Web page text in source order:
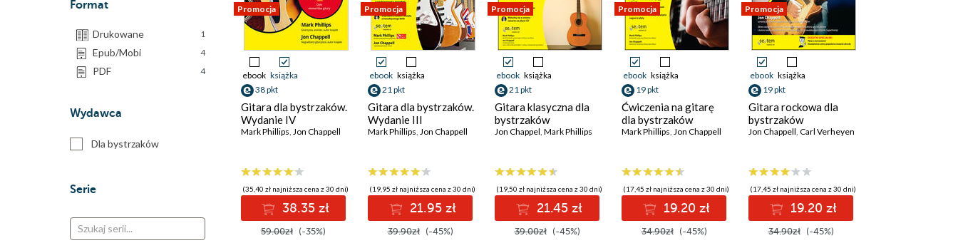
Format
Drukowane 1
Epub/Mobi 4
PDF 4
Wydawca
Dla bystrzaków
Serie
Promocja
ebook książka
38 pkt
Gitara dla bystrzaków.
Wydanie IV
Mark Phillips, Jon Chappell
(35,40 zł najniższa cena z 30 dni)
38.35 zł
59.00zł (-35%)
Promocja
ebook książka
21 pkt
Gitara dla bystrzaków.
Wydanie III
Mark Phillips, Jon Chappell
(19,95 zł najniższa cena z 30 dni)
21.95 zł
39.90zł (-45%)
Promocja
ebook książka
21 pkt
Gitara klasyczna dla
bystrzaków
Jon Chappel, Mark Phillips
(19,50 zł najniższa cena z 30 dni)
21.45 zł
39.00zł (-45%)
Promocja
ebook książka
19 pkt
Ćwiczenia na gitarę
dla bystrzaków
Mark Phillips, Jon Chappell
(17,45 zł najniższa cena z 30 dni)
19.20 zł
34.90zł (-45%)
Promocja
ebook książka
19 pkt
Gitara rockowa dla
bystrzaków
Jon Chappell, Carl Verheyen
(17,45 zł najniższa cena z 30 dni)
19.20 zł
34.90zł (-45%)